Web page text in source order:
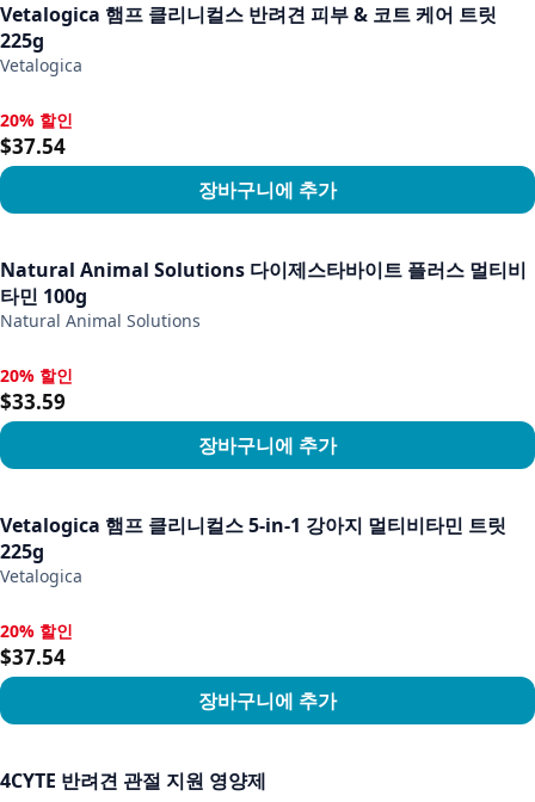
Vetalogica 햄프 클리니컬스 반려견 피부 & 코트 케어 트릿
225g
Vetalogica
20% 할인, $37.54
20% 할인
$37.54
장바구니에 추가
Natural Animal Solutions 다이제스타바이트 플러스 멀티비
타민 100g
Natural Animal Solutions
20% 할인, $33.59
20% 할인
$33.59
장바구니에 추가
Vetalogica 햄프 클리니컬스 5-in-1 강아지 멀티비타민 트릿
225g
Vetalogica
20% 할인, $37.54
20% 할인
$37.54
장바구니에 추가
4CYTE 반려견 관절 지원 영양제